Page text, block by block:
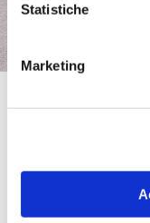
Statistiche
Marketing